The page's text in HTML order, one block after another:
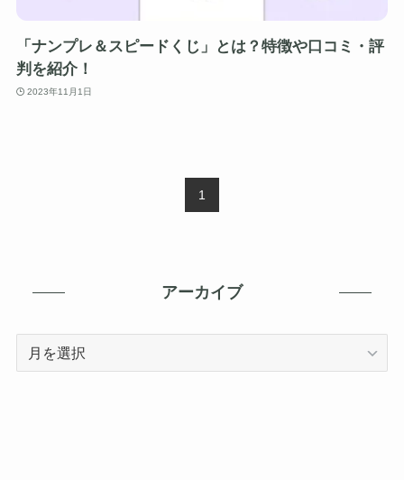
「ナンプレ＆スピードくじ」とは？特徴や口コミ・評
判を紹介！
2023年11月1日
1
アーカイブ